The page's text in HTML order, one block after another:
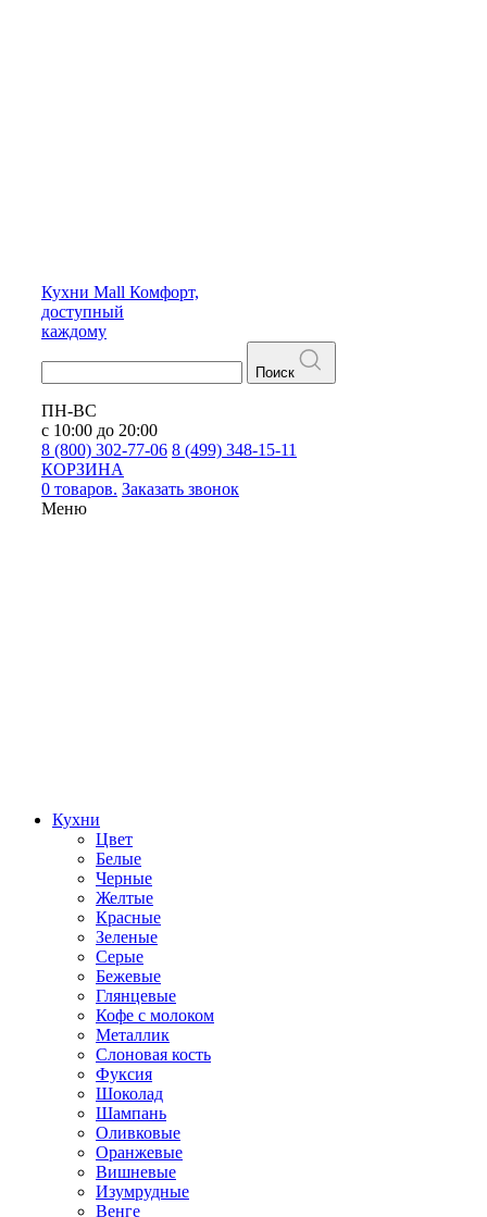
Кухни Mall Комфорт,
доступный
каждому
Поиск
ПН-ВС
с 10:00 до 20:00
8 (800) 302-77-06 8 (499) 348-15-11
КОРЗИНА
0 товаров. Заказать звонок
Меню
Кухни
Цвет
Белые
Черные
Желтые
Красные
Зеленые
Серые
Бежевые
Глянцевые
Кофе с молоком
Металлик
Слоновая кость
Фуксия
Шоколад
Шампань
Оливковые
Оранжевые
Вишневые
Изумрудные
Венге